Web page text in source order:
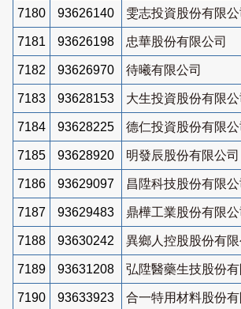
7180 93626140 雯志投資股份有限公
7181 93626198 忠華股份有限公司
7182 93626970 待曦有限公司
7183 93628153 大生投資股份有限公
7184 93628225 德仁投資股份有限公
7185 93628920 明發辰股份有限公司
7186 93629097 昌陞科技股份有限公
7187 93629483 鼎樺工業股份有限公
7188 93630242 異鄉人控股股份有限
7189 93631208 弘陞醫藥生技股份有
7190 93633923 合一特用材料股份有